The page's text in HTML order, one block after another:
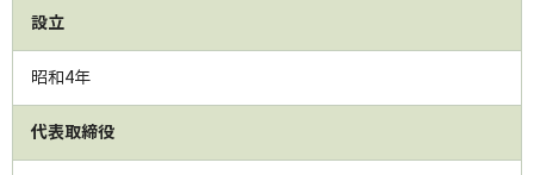
設立
昭和4年
代表取締役